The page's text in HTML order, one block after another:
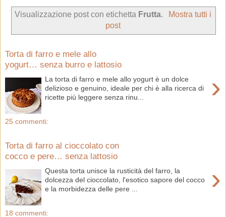
Visualizzazione post con etichetta Frutta.
Mostra tutti i
post
Torta di farro e mele allo
yogurt… senza burro e lattosio
›
La torta di farro e mele allo yogurt è un dolce
delizioso e genuino, ideale per chi è alla ricerca di
ricette più leggere senza rinu...
25 commenti:
Torta di farro al cioccolato con
cocco e pere… senza lattosio
›
Questa torta unisce la rusticità del farro, la
dolcezza del cioccolato, l'esotico sapore del cocco
e la morbidezza delle pere ...
18 commenti: